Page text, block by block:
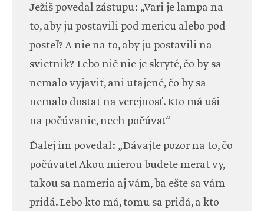
Ježiš povedal zástupu: „Vari je lampa na
to, aby ju postavili pod mericu alebo pod
posteľ? A nie na to, aby ju postavili na
svietnik? Lebo nič nie je skryté, čo by sa
nemalo vyjaviť, ani utajené, čo by sa
nemalo dostať na verejnosť. Kto má uši
na počúvanie, nech počúva!“
Ďalej im povedal: „Dávajte pozor na to, čo
počúvate! Akou mierou budete merať vy,
takou sa nameria aj vám, ba ešte sa vám
pridá. Lebo kto má, tomu sa pridá, a kto